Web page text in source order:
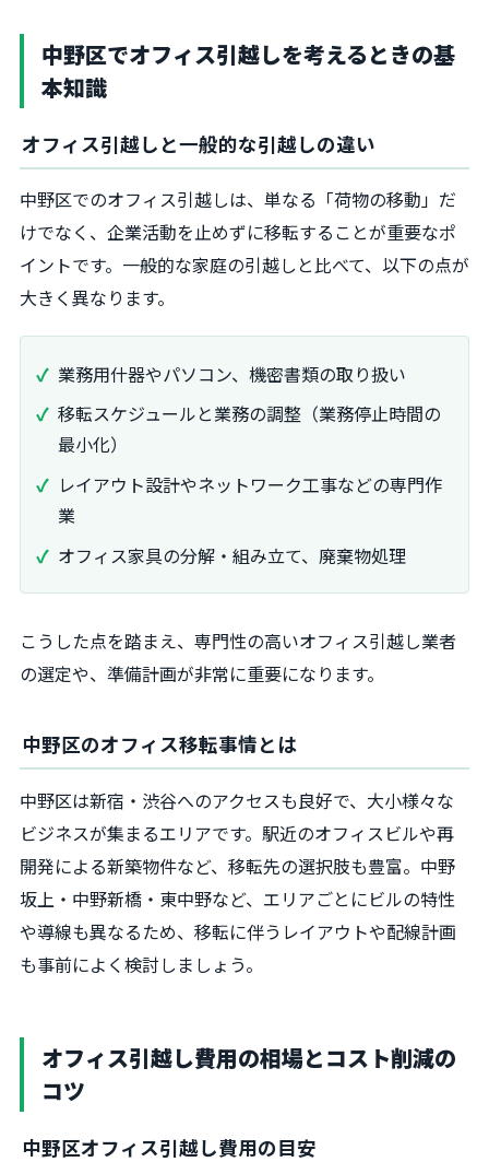
中野区でオフィス引越しを考えるときの基
本知識
オフィス引越しと一般的な引越しの違い
中野区でのオフィス引越しは、単なる「荷物の移動」だ
けでなく、企業活動を止めずに移転することが重要なポ
イントです。一般的な家庭の引越しと比べて、以下の点が
大きく異なります。
業務用什器やパソコン、機密書類の取り扱い
移転スケジュールと業務の調整（業務停止時間の
最小化）
レイアウト設計やネットワーク工事などの専門作
業
オフィス家具の分解・組み立て、廃棄物処理
こうした点を踏まえ、専門性の高いオフィス引越し業者
の選定や、準備計画が非常に重要になります。
中野区のオフィス移転事情とは
中野区は新宿・渋谷へのアクセスも良好で、大小様々な
ビジネスが集まるエリアです。駅近のオフィスビルや再
開発による新築物件など、移転先の選択肢も豊富。中野
坂上・中野新橋・東中野など、エリアごとにビルの特性
や導線も異なるため、移転に伴うレイアウトや配線計画
も事前によく検討しましょう。
オフィス引越し費用の相場とコスト削減の
コツ
中野区オフィス引越し費用の目安